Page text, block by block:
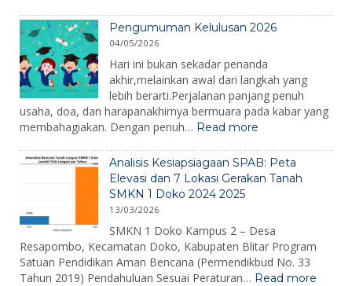
SMKN
1
Doko
2026
Pengumuman Kelulusan 2026
04/05/2026
Hari ini bukan sekadar penanda
akhir,melainkan awal dari langkah yang
lebih berarti.Perjalanan panjang penuh
usaha, doa, dan harapanakhirnya bermuara pada kabar yang
membahagiakan. Dengan penuh… Read more
Kelulusan
2026
Analisis Kesiapsiagaan SPAB: Peta
Elevasi dan 7 Lokasi Gerakan Tanah
SMKN 1 Doko 2024 2025
13/03/2026
SMKN 1 Doko Kampus 2 – Desa
Resapombo, Kecamatan Doko, Kabupaten Blitar Program
Satuan Pendidikan Aman Bencana (Permendikbud No. 33
Tahun 2019) Pendahuluan Sesuai Peraturan… Read more